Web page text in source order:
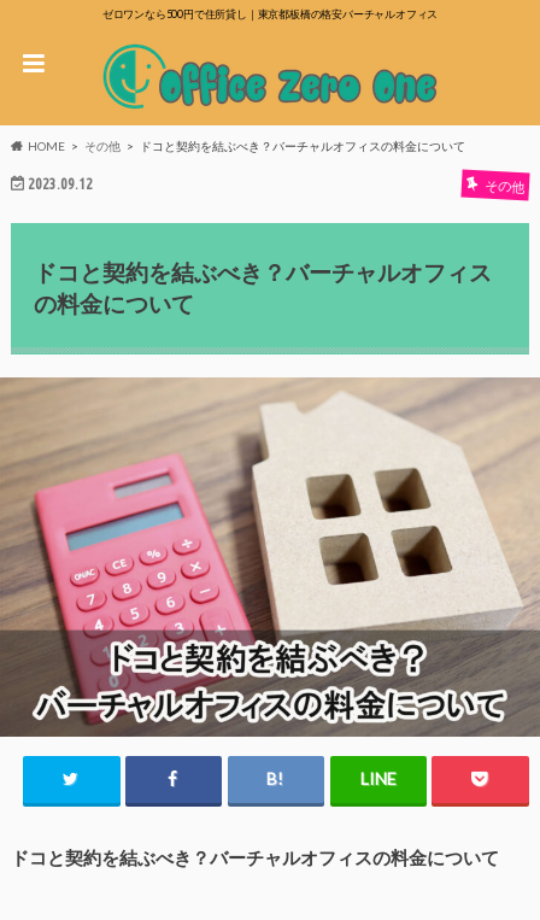
ゼロワンなら500円で住所貸し｜東京都板橋の格安バーチャルオフィス
HOME その他 ドコと契約を結ぶべき？バーチャルオフィスの料金について
2023.09.12 その他
ドコと契約を結ぶべき？バーチャルオフィス
の料金について
ドコと契約を結ぶべき？バーチャルオフィスの料金について